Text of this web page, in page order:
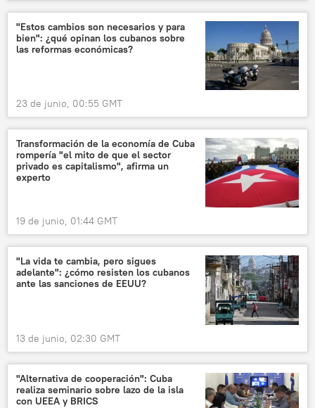
"Estos cambios son necesarios y para
bien": ¿qué opinan los cubanos sobre
las reformas económicas?
23 de junio, 00:55 GMT
Transformación de la economía de Cuba
rompería "el mito de que el sector
privado es capitalismo", afirma un
experto
19 de junio, 01:44 GMT
"La vida te cambia, pero sigues
adelante": ¿cómo resisten los cubanos
ante las sanciones de EEUU?
13 de junio, 02:30 GMT
"Alternativa de cooperación": Cuba
realiza seminario sobre lazo de la isla
con UEEA y BRICS